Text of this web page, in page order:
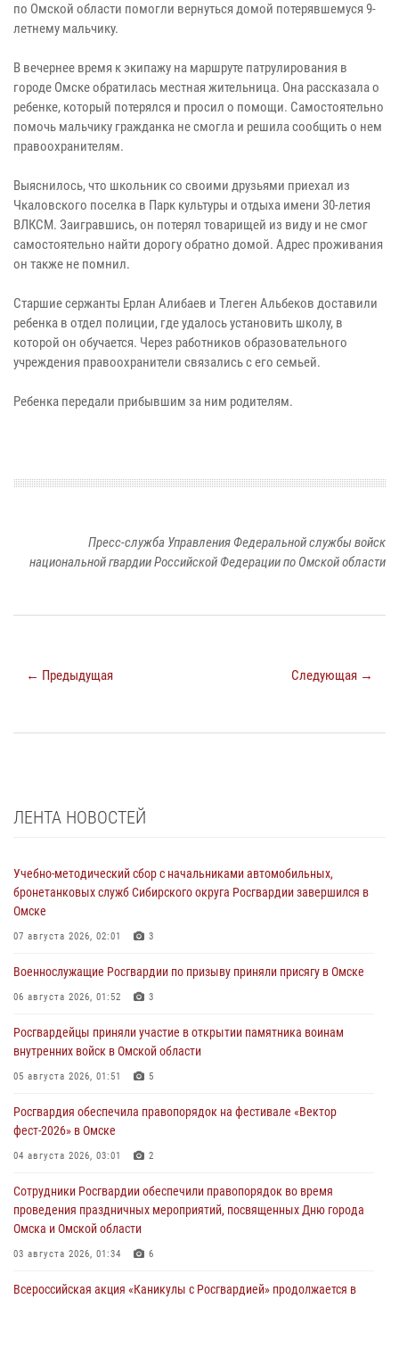
по Омской области помогли вернуться домой потерявшемуся 9-
летнему мальчику.
В вечернее время к экипажу на маршруте патрулирования в
городе Омске обратилась местная жительница. Она рассказала о
ребенке, который потерялся и просил о помощи. Самостоятельно
помочь мальчику гражданка не смогла и решила сообщить о нем
правоохранителям.
Выяснилось, что школьник со своими друзьями приехал из
Чкаловского поселка в Парк культуры и отдыха имени 30-летия
ВЛКСМ. Заигравшись, он потерял товарищей из виду и не смог
самостоятельно найти дорогу обратно домой. Адрес проживания
он также не помнил.
Старшие сержанты Ерлан Алибаев и Тлеген Альбеков доставили
ребенка в отдел полиции, где удалось установить школу, в
которой он обучается. Через работников образовательного
учреждения правоохранители связались с его семьей.
Ребенка передали прибывшим за ним родителям.
Пресс-служба Управления Федеральной службы войск
национальной гвардии Российской Федерации по Омской области
← Предыдущая Следующая →
ЛЕНТА НОВОСТЕЙ
Учебно-методический сбор с начальниками автомобильных,
бронетанковых служб Сибирского округа Росгвардии завершился в
Омске
07 августа 2026, 02:01 3
Военнослужащие Росгвардии по призыву приняли присягу в Омске
06 августа 2026, 01:52 3
Росгвардейцы приняли участие в открытии памятника воинам
внутренних войск в Омской области
05 августа 2026, 01:51 5
Росгвардия обеспечила правопорядок на фестивале «Вектор
фест-2026» в Омске
04 августа 2026, 03:01 2
Сотрудники Росгвардии обеспечили правопорядок во время
проведения праздничных мероприятий, посвященных Дню города
Омска и Омской области
03 августа 2026, 01:34 6
Всероссийская акция «Каникулы с Росгвардией» продолжается в